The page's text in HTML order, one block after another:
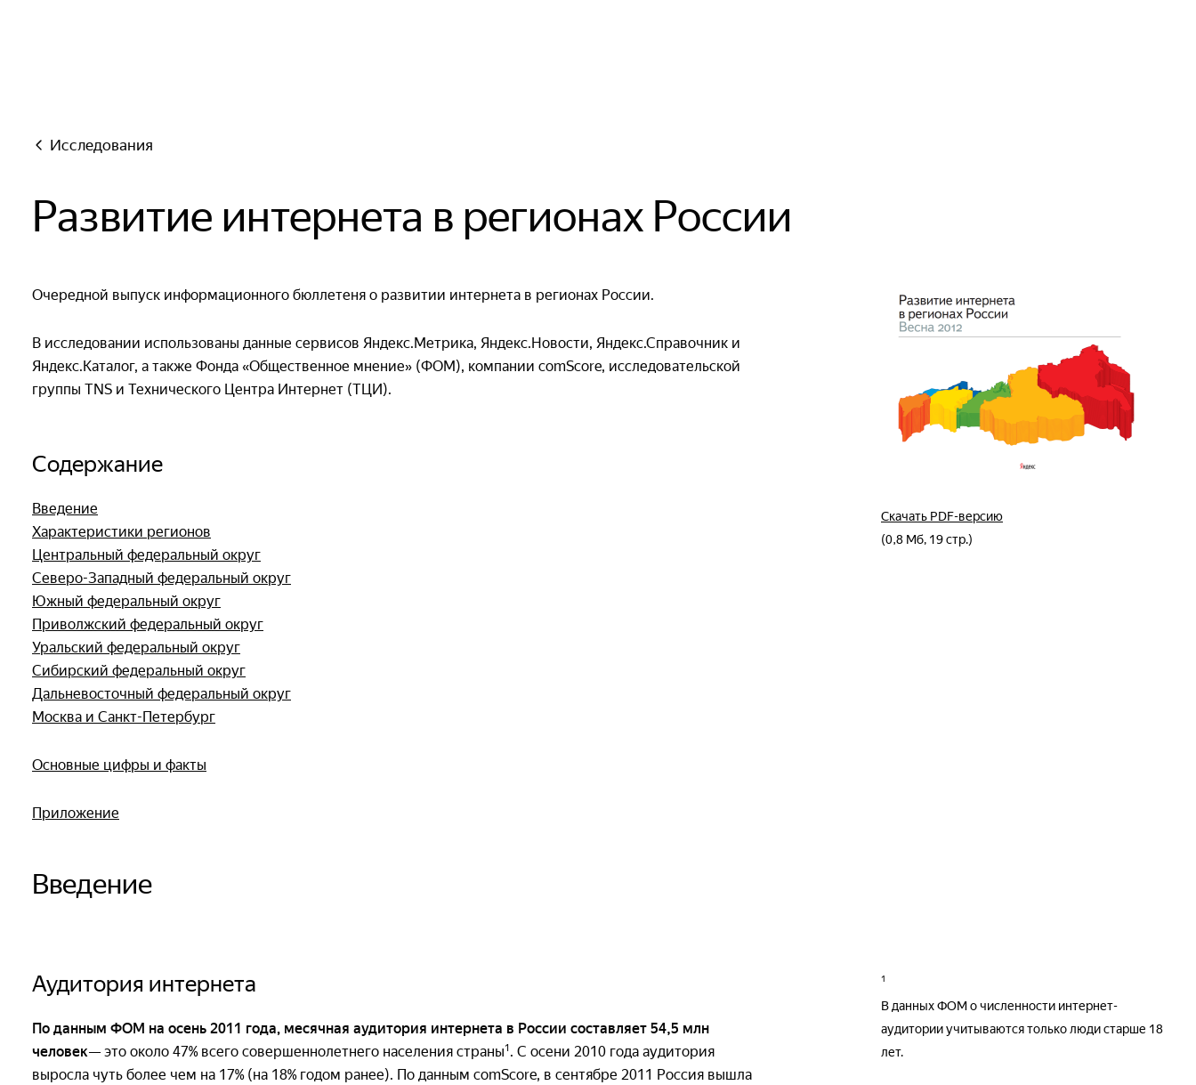
Исследования
Развитие интернета в регионах России
Очередной выпуск информационного бюллетеня о развитии интернета в регионах России.
В исследовании использованы данные сервисов Яндекс.Метрика, Яндекс.Новости, Яндекс.Справочник и
Яндекс.Каталог, а также Фонда «Общественное мнение» (ФОМ), компании comScore, исследовательской
группы TNS и Технического Центра Интернет (ТЦИ).
Содержание
Введение
Характеристики регионов
Центральный федеральный округ
Северо-Западный федеральный округ
Южный федеральный округ
Приволжский федеральный округ
Уральский федеральный округ
Сибирский федеральный округ
Дальневосточный федеральный округ
Москва и Санкт-Петербург
Основные цифры и факты
Приложение
Скачать PDF-версию
(0,8 Мб, 19 стр.)
Введение
Аудитория интернета
По данным ФОМ на осень 2011 года, месячная аудитория интернета в России составляет 54,5 млн
человек— это около 47% всего совершеннолетнего населения страны1. С осени 2010 года аудитория
выросла чуть более чем на 17% (на 18% годом ранее). По данным сomScore, в сентябре 2011 Россия вышла
1
В данных ФОМ о численности интернет-
аудитории учитываются только люди старше 18
лет.